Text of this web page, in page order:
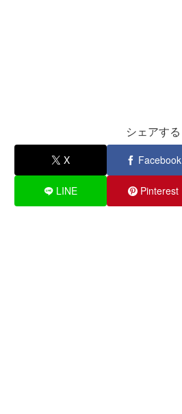
シェアする
X Facebook
LINE Pinterest